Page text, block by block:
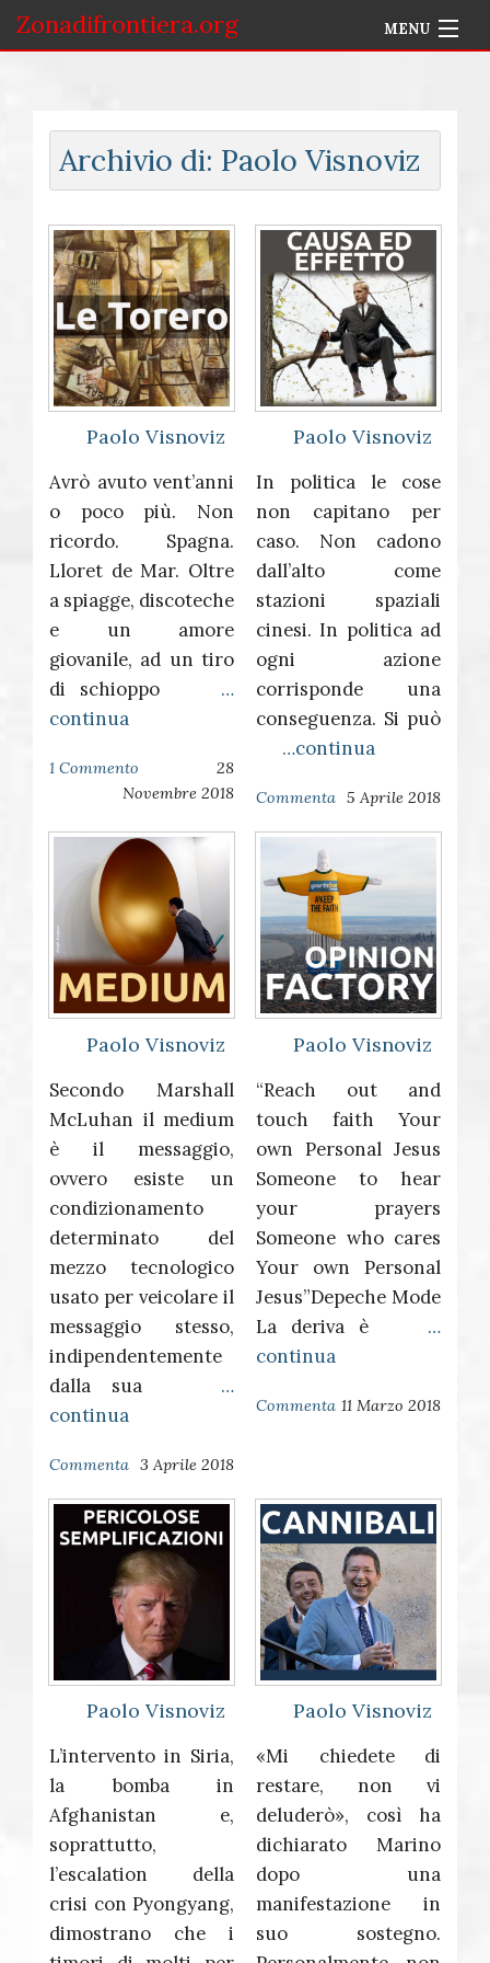
Zonadifrontiera.org MENU
Selezione per Autore
Accedi
Archivio di: Paolo Visnoviz
Paolo Visnoviz
Avrò avuto vent’anni
o poco più. Non
ricordo. Spagna.
Lloret de Mar. Oltre
a spiagge, discoteche
e un amore
giovanile, ad un tiro
di schioppo
…
continua
1 Commento
28
Novembre 2018
Paolo Visnoviz
In politica le cose
non capitano per
caso. Non cadono
dall’alto come
stazioni spaziali
cinesi. In politica ad
ogni azione
corrisponde una
conseguenza. Si può
…continua
Commenta 5 Aprile 2018
Paolo Visnoviz
Secondo Marshall
McLuhan il medium
è il messaggio,
ovvero esiste un
condizionamento
determinato del
mezzo tecnologico
usato per veicolare il
messaggio stesso,
indipendentemente
dalla sua
…
continua
Commenta 3 Aprile 2018
Paolo Visnoviz
“Reach out and
touch faith Your
own Personal Jesus
Someone to hear
your prayers
Someone who cares
Your own Personal
Jesus”Depeche Mode
La deriva è
…
continua
Commenta 11 Marzo 2018
Paolo Visnoviz
L’intervento in Siria,
la bomba in
Afghanistan e,
soprattutto,
l’escalation della
crisi con Pyongyang,
dimostrano che i
Paolo Visnoviz
«Mi chiedete di
restare, non vi
deluderò», così ha
dichiarato Marino
dopo una
manifestazione in
suo sostegno.